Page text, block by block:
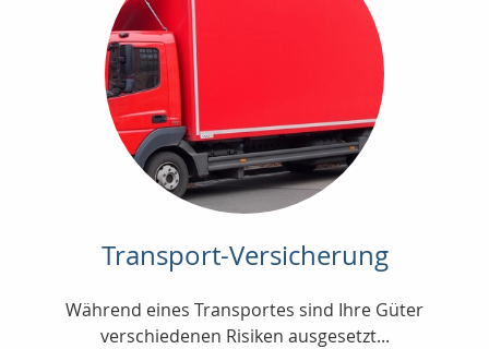
Transport-Versicherung
Während eines Transportes sind Ihre Güter
verschiedenen Risiken ausgesetzt...